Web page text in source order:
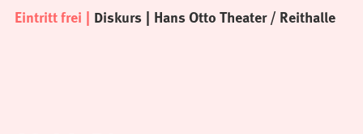
Eintritt frei Diskurs Hans Otto Theater / Reithalle